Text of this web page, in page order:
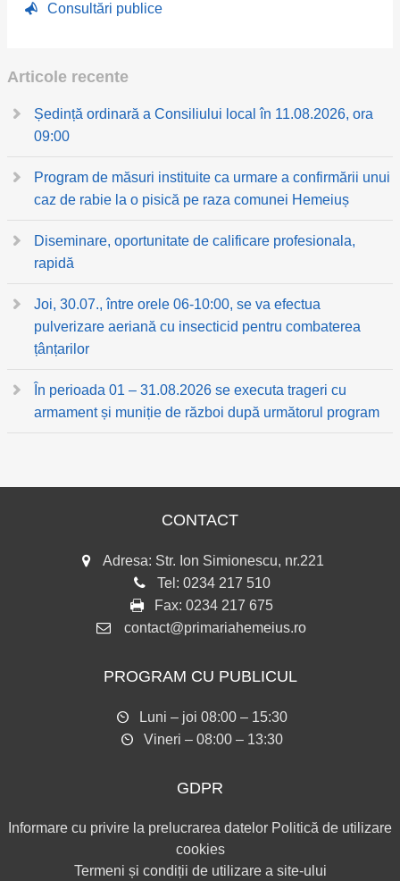
Consultări publice
Articole recente
Ședință ordinară a Consiliului local în 11.08.2026, ora
09:00
Program de măsuri instituite ca urmare a confirmării unui
caz de rabie la o pisică pe raza comunei Hemeiuș
Diseminare, oportunitate de calificare profesionala,
rapidă
Joi, 30.07., între orele 06-10:00, se va efectua
pulverizare aeriană cu insecticid pentru combaterea
țânțarilor
În perioada 01 – 31.08.2026 se executa trageri cu
armament și muniție de război după următorul program
CONTACT
Adresa: Str. Ion Simionescu, nr.221
Tel: 0234 217 510
Fax: 0234 217 675
contact@primariahemeius.ro
PROGRAM CU PUBLICUL
Luni – joi 08:00 – 15:30
Vineri – 08:00 – 13:30
GDPR
Informare cu privire la prelucrarea datelor Politică de utilizare
cookies
Termeni și condiții de utilizare a site-ului